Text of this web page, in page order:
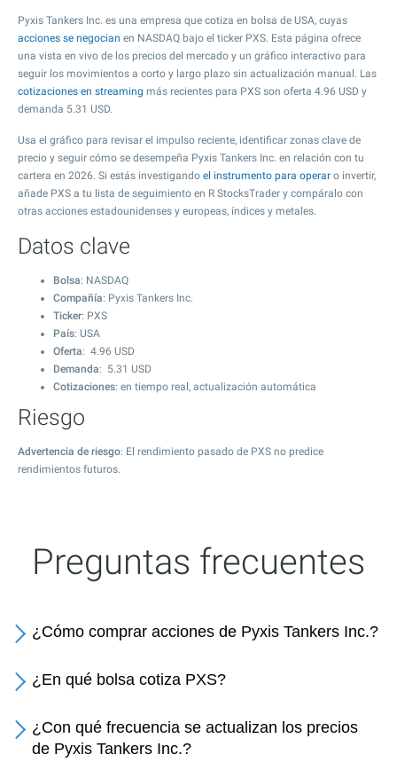
Pyxis Tankers Inc. es una empresa que cotiza en bolsa de USA, cuyas
acciones se negocian en NASDAQ bajo el ticker PXS. Esta página ofrece
una vista en vivo de los precios del mercado y un gráfico interactivo para
seguir los movimientos a corto y largo plazo sin actualización manual. Las
cotizaciones en streaming más recientes para PXS son oferta 4.96 USD y
demanda 5.31 USD.
Usa el gráfico para revisar el impulso reciente, identificar zonas clave de
precio y seguir cómo se desempeña Pyxis Tankers Inc. en relación con tu
cartera en 2026. Si estás investigando el instrumento para operar o invertir,
añade PXS a tu lista de seguimiento en R StocksTrader y compáralo con
otras acciones estadounidenses y europeas, índices y metales.
Datos clave
Bolsa: NASDAQ
Compañía: Pyxis Tankers Inc.
Ticker: PXS
País: USA
Oferta: 4.96 USD
Demanda: 5.31 USD
Cotizaciones: en tiempo real, actualización automática
Riesgo
Advertencia de riesgo: El rendimiento pasado de PXS no predice
rendimientos futuros.
Preguntas frecuentes
¿Cómo comprar acciones de Pyxis Tankers Inc.?
¿En qué bolsa cotiza PXS?
¿Con qué frecuencia se actualizan los precios
de Pyxis Tankers Inc.?